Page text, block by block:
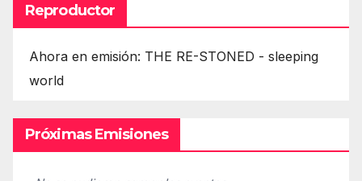
Reproductor
Ahora en emisión: THE RE-STONED - sleeping
world
Próximas Emisiones